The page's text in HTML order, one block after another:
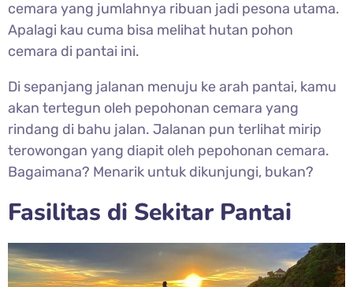
cemara yang jumlahnya ribuan jadi pesona utama.
Apalagi kau cuma bisa melihat hutan pohon
cemara di pantai ini.
Di sepanjang jalanan menuju ke arah pantai, kamu
akan tertegun oleh pepohonan cemara yang
rindang di bahu jalan. Jalanan pun terlihat mirip
terowongan yang diapit oleh pepohonan cemara.
Bagaimana? Menarik untuk dikunjungi, bukan?
Fasilitas di Sekitar Pantai